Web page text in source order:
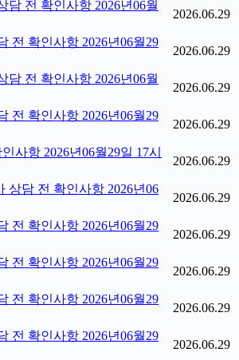
담 전 확인사항 2026년06월
2026.06.29
전 확인사항 2026년06월29
2026.06.29
담 전 확인사항 2026년06월
2026.06.29
전 확인사항 2026년06월29
2026.06.29
사항 2026년06월29일 17시
2026.06.29
상담 전 확인사항 2026년06
2026.06.29
전 확인사항 2026년06월29
2026.06.29
전 확인사항 2026년06월29
2026.06.29
전 확인사항 2026년06월29
2026.06.29
전 확인사항 2026년06월29
2026.06.29